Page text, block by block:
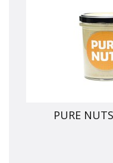
PURE